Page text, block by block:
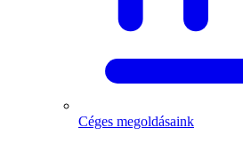
Céges megoldásaink